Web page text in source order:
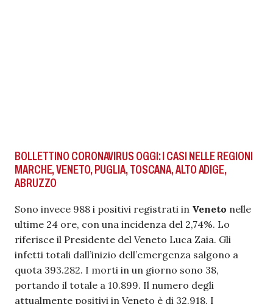
BOLLETTINO CORONAVIRUS OGGI: I CASI NELLE REGIONI
MARCHE, VENETO, PUGLIA, TOSCANA, ALTO ADIGE,
ABRUZZO
Sono invece 988 i positivi registrati in Veneto nelle
ultime 24 ore, con una incidenza del 2,74%. Lo
riferisce il Presidente del Veneto Luca Zaia. Gli
infetti totali dall’inizio dell’emergenza salgono a
quota 393.282. I morti in un giorno sono 38,
portando il totale a 10.899. Il numero degli
attualmente positivi in Veneto è di 32.918. I